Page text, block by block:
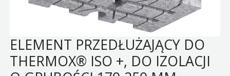
ELEMENT PRZEDŁUŻAJĄCY DO
THERMOX® ISO +, DO IZOLACJI